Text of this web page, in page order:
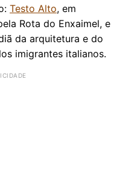
Testo Alto, em
Rota do Enxaimel, e
da arquitetura e do
imigrantes italianos.